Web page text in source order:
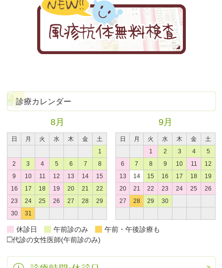
診療カレンダー
8月
日 月 火 水 木 金
土
1
2
3 4 5 6 7
8
9
10 11 12 13 14
15
16
17 18 19 20 21
22
23
24 25 26 27 28
29
30
31
9月
日 月 火 水 木 金
土
1
2 3 4
5
6
7 8 9 10 11
12
13
14 15 16 17 18
19
20
21 22 23 24 25
26
27
28 29 30
休診日 午前診のみ 午前・午後診療も
□代診の女性医師(午前診のみ)